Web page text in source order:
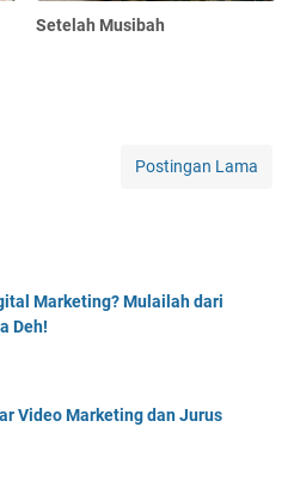
Setelah Musibah
Postingan Lama
Marketing? Mulailah dari
Deh!
Video Marketing dan Jurus